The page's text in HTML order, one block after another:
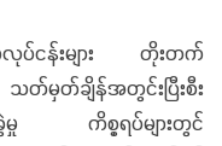
ပ်ငန်းများ တိုးတက်
တ်မှတ်ချိန်အတွင်းပြီးစီး
ခွဲမှု ကိစ္စရပ်များတွင်